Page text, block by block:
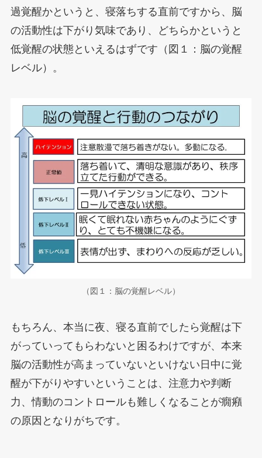
過覚醒かというと、寝落ちする直前ですから、脳
の活動性は下がり気味であり、どちらかというと
低覚醒の状態といえるはずです（図１：脳の覚醒
レベル）。
（図１：脳の覚醒レベル）
もちろん、本当に夜、寝る直前でしたら覚醒は下
がっていってもらわないと困るわけですが、本来
脳の活動性が高まっていないといけない日中に覚
醒が下がりやすいということは、注意力や判断
力、情動のコントロールも難しくなることが癇癪
の原因となりがちです。